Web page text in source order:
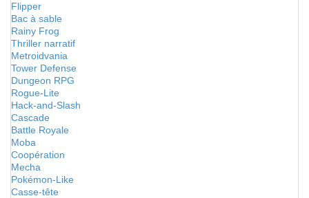
Flipper
Bac à sable
Rainy Frog
Thriller narratif
Metroidvania
Tower Defense
Dungeon RPG
Rogue-Lite
Hack-and-Slash
Cascade
Battle Royale
Moba
Coopération
Mecha
Pokémon-Like
Casse-tête